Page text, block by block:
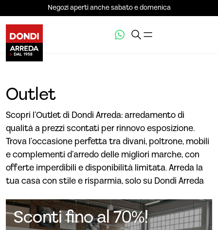
Negozi aperti anche sabato e domenica
Outlet
Scopri l’Outlet di Dondi Arreda: arredamento di
qualità a prezzi scontati per rinnovo esposizione.
Trova l’occasione perfetta tra divani, poltrone, mobili
e complementi d’arredo delle migliori marche, con
offerte imperdibili e disponibilità limitata. Arreda la
tua casa con stile e risparmia, solo su Dondi Arreda
Sconti fino al 70%!